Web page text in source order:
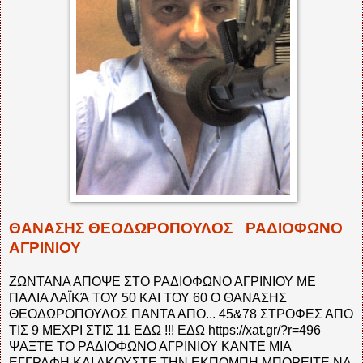
ΘΑΝΑΣΗΣ ΘΕΟΔΩΡΟΠΟΥΛΟΣ
ΡΑΔΙΟΦΩΝΟ
ΑΓΡΙΝΙΟΥ
ΖΩΝΤΑΝΑ ΑΠΟΨΕ ΣΤΟ ΡΑΔΙΟΦΩΝΟ ΑΓΡΙΝΙΟΥ ΜΕ
ΠΑΛΙΑ ΛΑΪΚΆ ΤΟΥ 50 ΚΑΙ ΤΟΥ 60 Ο ΘΑΝΑΣΗΣ
ΘΕΟΔΩΡΟΠΟΥΛΟΣ ΠΑΝΤΑ ΑΠΟ... 45&78 ΣΤΡΟΦΕΣ ΑΠΟ
ΤΙΣ 9 ΜΕΧΡΙ ΣΤΙΣ 11 ΕΔΩ !!! ΕΔΩ https://xat.gr/?r=496
ΨΑΞΤΕ ΤΟ ΡΑΔΙΟΦΩΝΟ ΑΓΡΙΝΙΟΥ ΚΑΝΤΕ ΜΙΑ